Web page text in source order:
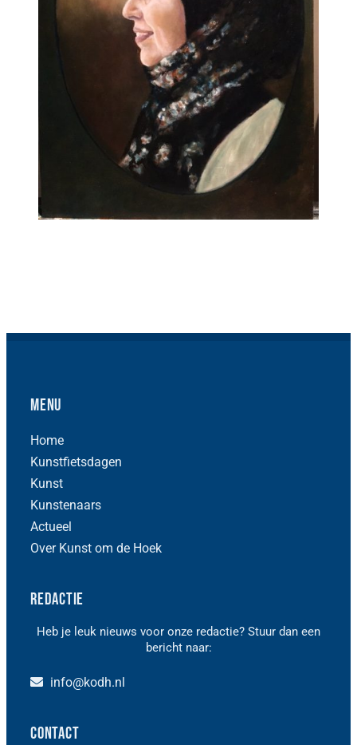
Menu
Home
Kunstfietsdagen
Kunst
Kunstenaars
Actueel
Over Kunst om de Hoek
Redactie
Heb je leuk nieuws voor onze redactie? Stuur dan een
bericht naar:
info@kodh.nl
Contact